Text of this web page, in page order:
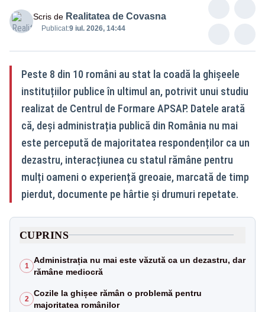
Scris de Realitatea de Covasna
Publicat:9 iul. 2026, 14:44
Peste 8 din 10 români au stat la coadă la ghișeele
instituțiilor publice în ultimul an, potrivit unui studiu
realizat de Centrul de Formare APSAP. Datele arată
că, deși administrația publică din România nu mai
este percepută de majoritatea respondenților ca un
dezastru, interacțiunea cu statul rămâne pentru
mulți oameni o experiență greoaie, marcată de timp
pierdut, documente pe hârtie și drumuri repetate.
CUPRINS
1
Administrația nu mai este văzută ca un dezastru, dar
rămâne mediocră
2
Cozile la ghișee rămân o problemă pentru
majoritatea românilor